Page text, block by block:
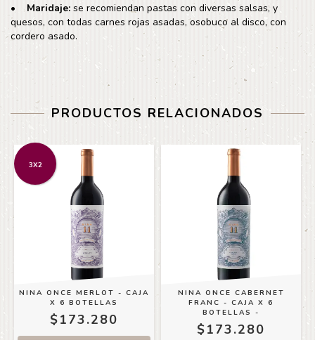
• Maridaje: se recomiendan pastas con diversas salsas, y
quesos, con todas carnes rojas asadas, osobuco al disco, con
cordero asado.
PRODUCTOS RELACIONADOS
3X2
NINA ONCE MERLOT - CAJA
X 6 BOTELLAS
$173.280
NINA ONCE CABERNET
FRANC - CAJA X 6
BOTELLAS -
$173.280